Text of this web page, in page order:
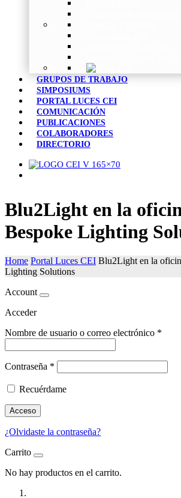
GRUPOS DE TRABAJO
SIMPOSIUMS
PORTAL LUCES CEI
COMUNICACIÓN
PUBLICACIONES
COLABORADORES
DIRECTORIO
Blu2Light en la
Bespoke Lighting
Home Portal Luces CEI Blu2Light en la
Lighting Solutions
Account
Acceder
Nombre de usuario o correo electrónico *
Contraseña *
Recuérdame
Acceso
¿Olvidaste la contraseña?
Carrito
No hay productos en el carrito.